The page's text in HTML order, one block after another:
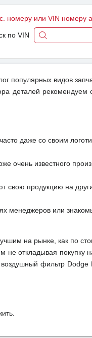
номеру или VIN номеру
по VIN
популярных видов
деталей рекомендуем
даже со своим
очень известного
свою продукцию на
менеджеров или
на рынке, как по
не откладывая покупку
фильтр Dodge